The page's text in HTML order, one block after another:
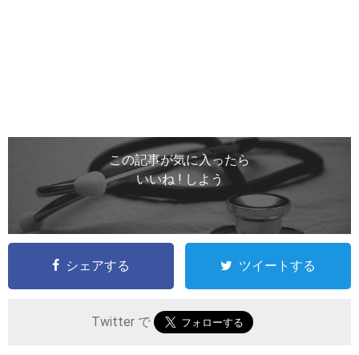
この記事が気に入ったら
いいね ! しよう
シェアする ツイートする
Twitter で